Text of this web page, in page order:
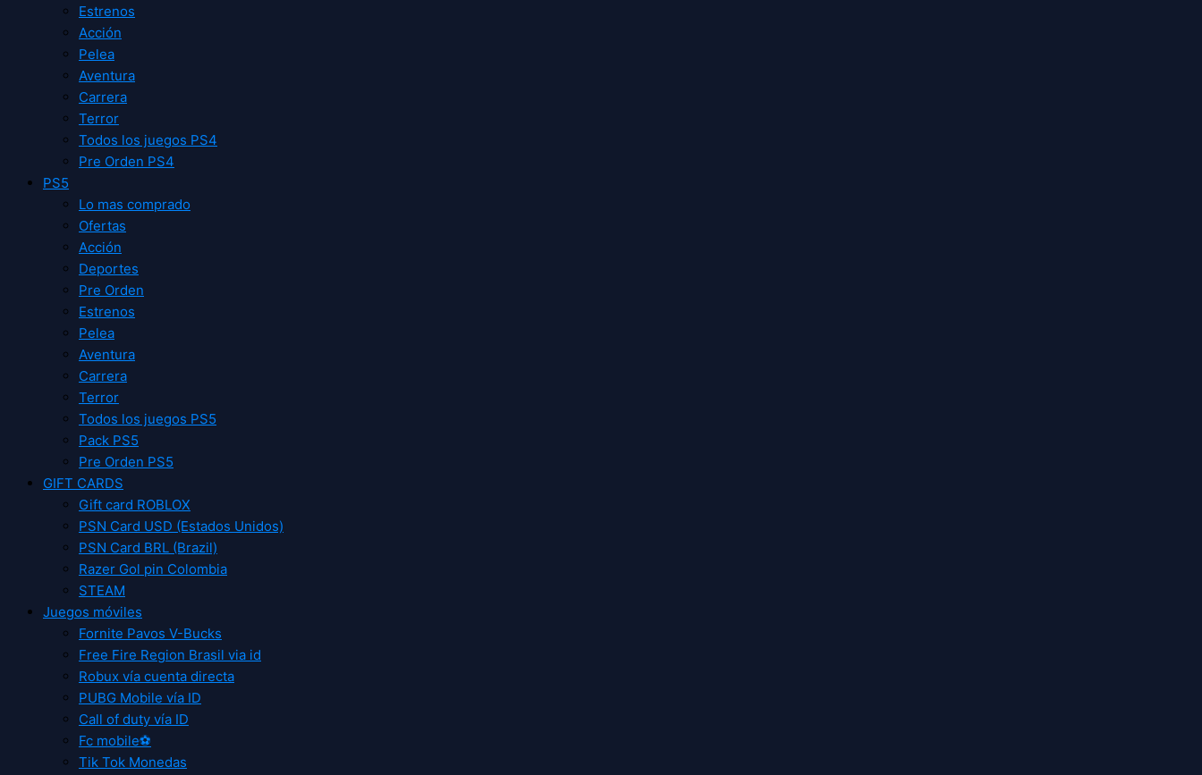
Estrenos
Acción
Pelea
Aventura
Carrera
Terror
Todos los juegos PS4
Pre Orden PS4
PS5
Lo mas comprado
Ofertas
Acción
Deportes
Pre Orden
Estrenos
Pelea
Aventura
Carrera
Terror
Todos los juegos PS5
Pack PS5
Pre Orden PS5
GIFT CARDS
Gift card ROBLOX
PSN Card USD (Estados Unidos)
PSN Card BRL (Brazil)
Razer Gol pin Colombia
STEAM
Juegos móviles
Fornite Pavos V-Bucks
Free Fire Region Brasil via id
Robux vía cuenta directa
PUBG Mobile vía ID
Call of duty vía ID
Fc mobile⚽
Tik Tok Monedas